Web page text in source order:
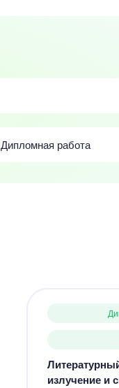
Дипломная работа
излучение и